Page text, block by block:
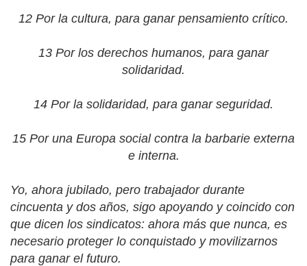
12 Por la cultura, para ganar pensamiento crítico.
13 Por los derechos humanos, para ganar
solidaridad.
14 Por la solidaridad, para ganar seguridad.
15 Por una Europa social contra la barbarie externa
e interna.
Yo, ahora jubilado, pero trabajador durante
cincuenta y dos años, sigo apoyando y coincido con
que dicen los sindicatos: ahora más que nunca, es
necesario proteger lo conquistado y movilizarnos
para ganar el futuro.